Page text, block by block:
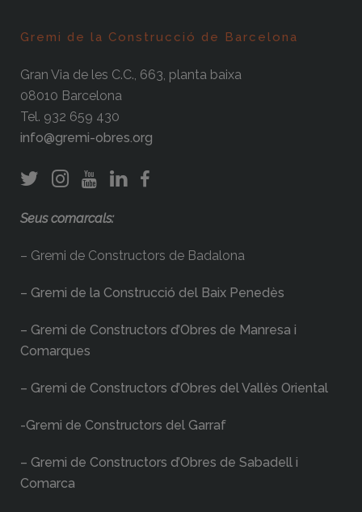
Gremi de la Construcció de Barcelona
Gran Via de les C.C., 663, planta baixa
08010 Barcelona
Tel. 932 659 430
info@gremi-obres.org
Seus comarcals:
– Gremi de Constructors de Badalona
– Gremi de la Construcció del Baix Penedès
– Gremi de Constructors d’Obres de Manresa i
Comarques
– Gremi de Constructors d’Obres del Vallès Oriental
-Gremi de Constructors del Garraf
– Gremi de Constructors d’Obres de Sabadell i
Comarca